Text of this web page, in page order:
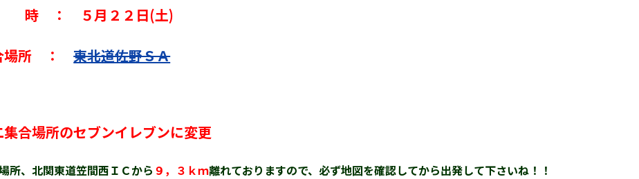
： ５月２２日(土)
場所 ：東北道佐野ＳＡ
集合場所のセブンイレブンに変更
所、北関東道笠間西ＩＣから ９，３ｋｍ離れておりますので、必ず地図を確認してから出発して下さいね！！